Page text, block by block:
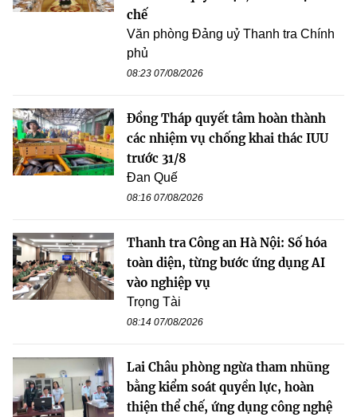
chế
Văn phòng Đảng uỷ Thanh tra Chính
phủ
08:23 07/08/2026
Đồng Tháp quyết tâm hoàn thành
các nhiệm vụ chống khai thác IUU
trước 31/8
Đan Quế
08:16 07/08/2026
Thanh tra Công an Hà Nội: Số hóa
toàn diện, từng bước ứng dụng AI
vào nghiệp vụ
Trọng Tài
08:14 07/08/2026
Lai Châu phòng ngừa tham nhũng
bằng kiểm soát quyền lực, hoàn
thiện thể chế, ứng dụng công nghệ